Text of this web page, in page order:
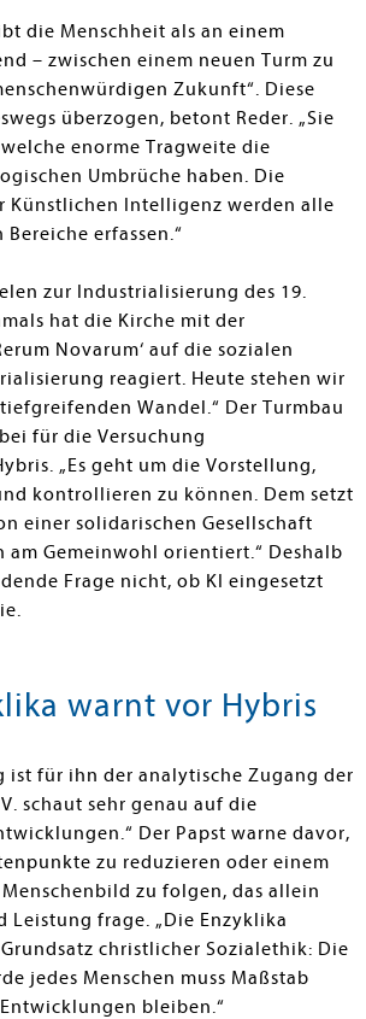
die Menschheit als an einem
– zwischen einem neuen Turm zu
Zukunft“. Diese
überzogen, betont Reder. „Sie
enorme Tragweite die
Umbrüche haben. Die
Künstlichen Intelligenz werden alle
erfassen.“
zur Industrialisierung des 19.
hat die Kirche mit der
Novarum‘ auf die sozialen
reagiert. Heute stehen wir
Wandel.“ Der Turmbau
für die Versuchung
„Es geht um die Vorstellung,
kontrollieren zu können. Dem setzt
einer solidarischen Gesellschaft
am Gemeinwohl orientiert.“ Deshalb
Frage nicht, ob KI eingesetzt
warnt vor Hybris
ist für ihn der analytische Zugang der
schaut sehr genau auf die
Der Papst warne davor,
zu reduzieren oder einem
zu folgen, das allein
Leistung frage. „Die Enzyklika
christlicher Sozialethik: Die
jedes Menschen muss Maßstab
bleiben.“